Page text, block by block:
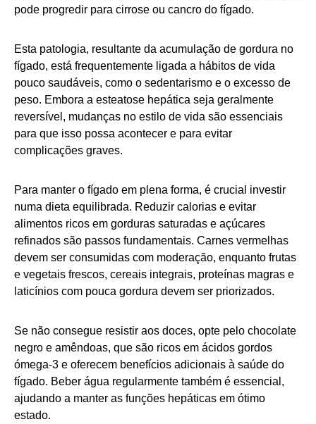
pode progredir para cirrose ou cancro do fígado.
Esta patologia, resultante da acumulação de gordura no
fígado, está frequentemente ligada a hábitos de vida
pouco saudáveis, como o sedentarismo e o excesso de
peso. Embora a esteatose hepática seja geralmente
reversível, mudanças no estilo de vida são essenciais
para que isso possa acontecer e para evitar
complicações graves.
Para manter o fígado em plena forma, é crucial investir
numa dieta equilibrada. Reduzir calorias e evitar
alimentos ricos em gorduras saturadas e açúcares
refinados são passos fundamentais. Carnes vermelhas
devem ser consumidas com moderação, enquanto frutas
e vegetais frescos, cereais integrais, proteínas magras e
laticínios com pouca gordura devem ser priorizados.
Se não consegue resistir aos doces, opte pelo chocolate
negro e amêndoas, que são ricos em ácidos gordos
ómega-3 e oferecem benefícios adicionais à saúde do
fígado. Beber água regularmente também é essencial,
ajudando a manter as funções hepáticas em ótimo
estado.